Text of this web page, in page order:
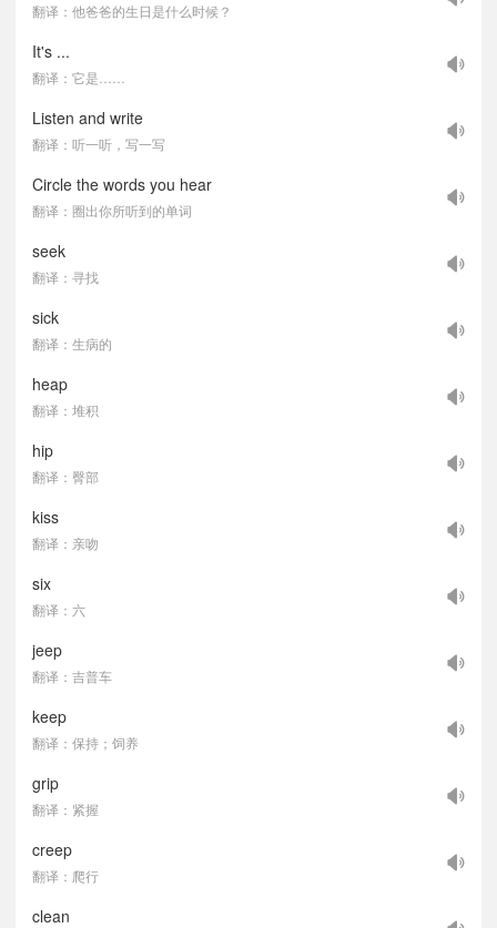
翻译：他爸爸的生日是什么时候？
It's ...
翻译：它是……
Listen and write
翻译：听一听，写一写
Circle the words you hear
翻译：圈出你所听到的单词
seek
翻译：寻找
sick
翻译：生病的
heap
翻译：堆积
hip
翻译：臀部
kiss
翻译：亲吻
six
翻译：六
jeep
翻译：吉普车
keep
翻译：保持；饲养
grip
翻译：紧握
creep
翻译：爬行
clean